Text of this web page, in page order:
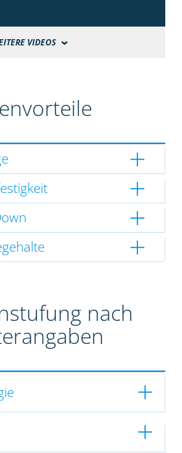
VIDEOS
nach